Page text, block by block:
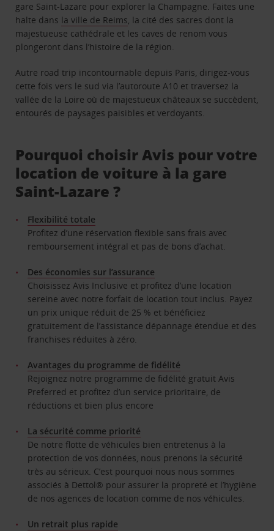
gare Saint-Lazare pour explorer la Champagne. Faites une
halte dans la ville de Reims, la cité des sacres dont la
majestueuse cathédrale et les caves de renom vous
plongeront dans l’histoire de la région.
Autre road trip incontournable depuis Paris, dirigez-vous
cette fois vers le sud via l’autoroute A10 et traversez la
vallée de la Loire où de majestueux châteaux se succèdent,
entourés de paysages paisibles et verdoyants.
Pourquoi choisir Avis pour votre
location de voiture à la gare
Saint-Lazare ?
Flexibilité totale
Profitez d’une réservation flexible sans frais avec
remboursement intégral et pas de bons d’achat.
Des économies sur l’assurance
Choisissez Avis Inclusive et profitez d’une location
sereine avec notre forfait de location tout inclus. Payez
un prix unique réduit de 25 % et bénéficiez
gratuitement de l’assistance dépannage étendue et des
franchises réduites à zéro.
Avantages du programme de fidélité
Rejoignez notre programme de fidélité gratuit Avis
Preferred et profitez d’un service prioritaire, de
réductions et bien plus encore
La sécurité comme priorité
De notre flotte de véhicules bien entretenus à la
protection de vos données, nous prenons la sécurité
très au sérieux. C’est pourquoi nous nous sommes
associés à Dettol® pour assurer la propreté et l’hygiène
de nos agences de location comme de nos véhicules.
Un retrait plus rapide